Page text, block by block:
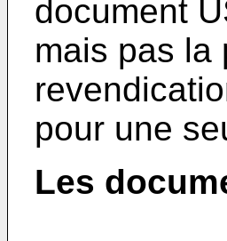
document
mais pas la
pour une
Les